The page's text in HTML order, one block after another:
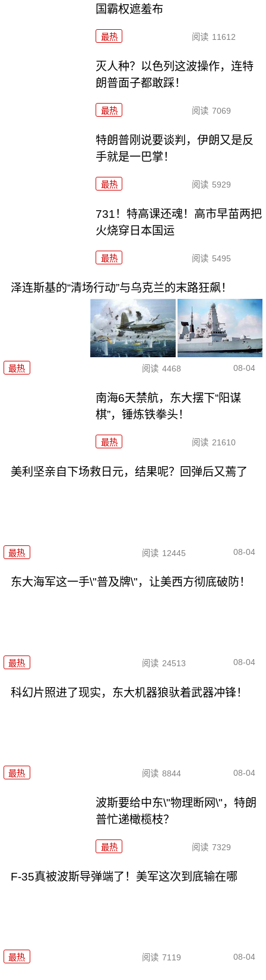
国霸权遮羞布
最热 阅读 11612
灭人种？以色列这波操作，连特
朗普面子都敢踩！
最热 阅读 7069
特朗普刚说要谈判，伊朗又是反
手就是一巴掌！
最热 阅读 5929
731！特高课还魂！高市早苗两把
火烧穿日本国运
最热 阅读 5495
泽连斯基的“清场行动”与乌克兰的末路狂飙！
最热 阅读 4468 08-04
南海6天禁航，东大摆下“阳谋
棋”，锤炼铁拳头！
最热 阅读 21610
美利坚亲自下场救日元，结果呢？回弹后又蔫了
最热 阅读 12445 08-04
东大海军这一手\"普及牌\"，让美西方彻底破防！
最热 阅读 24513 08-04
科幻片照进了现实，东大机器狼驮着武器冲锋！
最热 阅读 8844 08-04
波斯要给中东\"物理断网\"，特朗
普忙递橄榄枝？
最热 阅读 7329
F-35真被波斯导弹端了！美军这次到底输在哪
最热 阅读 7119 08-04